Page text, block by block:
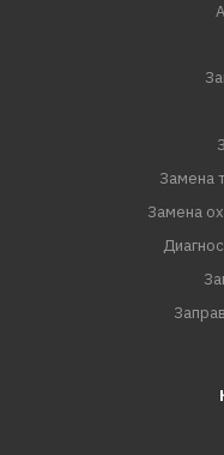
Замена
Замена